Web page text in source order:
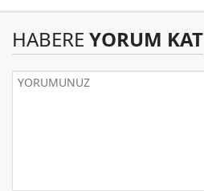
HABERE YORUM KAT